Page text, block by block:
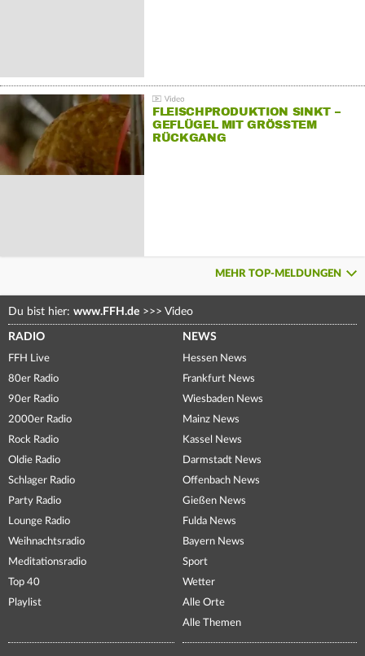
FLEISCHPRODUKTION SINKT –
GEFLÜGEL MIT GRÖSSTEM R
ÜCKGANG
MEHR TOP-MELDUNGEN
Du bist hier: www.FFH.de >>> Video
RADIO
FFH Live
80er Radio
90er Radio
2000er Radio
Rock Radio
Oldie Radio
Schlager Radio
Party Radio
Lounge Radio
Weihnachtsradio
Meditationsradio
Top 40
Playlist
NEWS
Hessen News
Frankfurt News
Wiesbaden News
Mainz News
Kassel News
Darmstadt News
Offenbach News
Gießen News
Fulda News
Bayern News
Sport
Wetter
Alle Orte
Alle Themen